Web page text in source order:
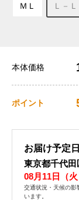
ＭＬ Ｌ－Ｌ
本体価格
ポイント
お届け予定日
東京都千代田
08月11日（火
交通状況・天候の影
います。